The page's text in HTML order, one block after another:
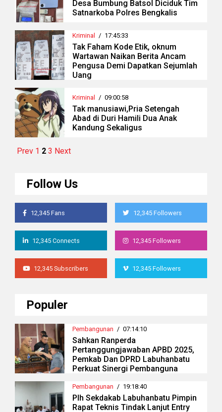
Desa Bumbung Batsol Diciduk Tim
Satnarkoba Polres Bengkalis
Kriminal / 17:45:33
Tak Faham Kode Etik, oknum
Wartawan Naikan Berita Ancam
Pengusa Demi Dapatkan Sejumlah
Uang
Kriminal / 09:00:58
Tak manusiawi,Pria Setengah
Abad di Duri Hamili Dua Anak
Kandung Sekaligus
Prev 1 2 3 Next
Follow Us
12,345 Fans 12,345 Followers
12,345 Connects 12,345 Followers
12,345 Subscribers 12,345 Followers
Populer
Pembangunan / 07:14:10
Sahkan Ranperda
Pertanggungjawaban APBD 2025,
Pemkab Dan DPRD Labuhanbatu
Perkuat Sinergi Pembanguna
Pembangunan / 19:18:40
Plh Sekdakab Labuhanbatu Pimpin
Rapat Teknis Tindak Lanjut Entry